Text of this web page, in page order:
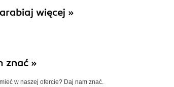
więcej »
znać »
w naszej ofercie? Daj nam znać.